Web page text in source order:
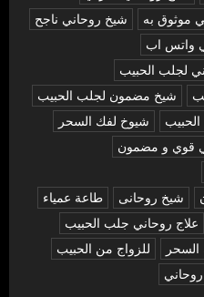
موثوق به
شيخ روحاني ناجح
واتس اب
لجلب الحبيب
شيخ مضمون لجلب الحبيب
شيوخ لفك السحر
قوي و مضمون
شیخ روحانی
طاعة عمياء
علاج روحاني جلب الحبيب
السحر
للزواج من الحبيب